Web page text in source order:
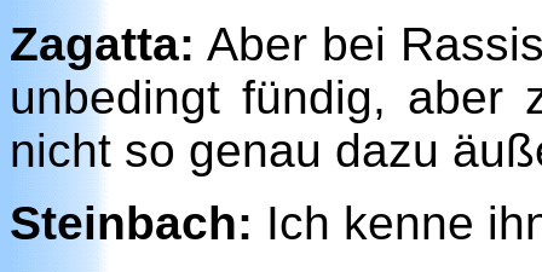
Zagatta: Aber bei
unbedingt fündig, aber
nicht so genau dazu
Steinbach: Ich kenne